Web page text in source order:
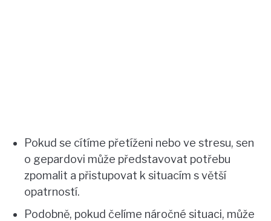
Pokud se cítíme přetíženi nebo ve stresu, sen
o gepardovi může představovat potřebu
zpomalit a přistupovat k situacím s větší
opatrností.
Podobně, pokud čelíme náročné situaci, může